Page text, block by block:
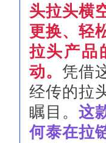
头拉头横
更换、轻
拉头产品
动。凭借
经传的拉
瞩目。这
何泰在拉